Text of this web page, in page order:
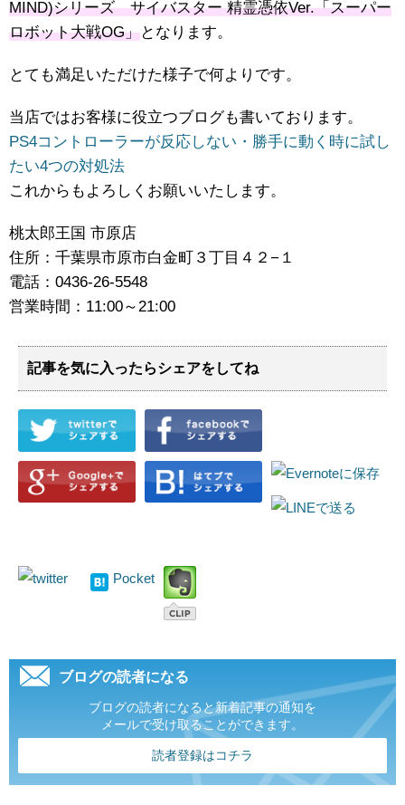
MIND)シリーズ サイバスター 精霊憑依Ver.「スーパー
ロボット大戦OG」となります。
とても満足いただけた様子で何よりです。
当店ではお客様に役立つブログも書いております。
PS4コントローラーが反応しない・勝手に動く時に試し
たい4つの対処法
これからもよろしくお願いいたします。
桃太郎王国 市原店
住所：千葉県市原市白金町３丁目４２−１
電話：0436-26-5548
営業時間：11:00～21:00
記事を気に入ったらシェアをしてね
Pocket
ブログの読者になる
ブログの読者になると新着記事の通知を
メールで受け取ることができます。
読者登録はコチラ